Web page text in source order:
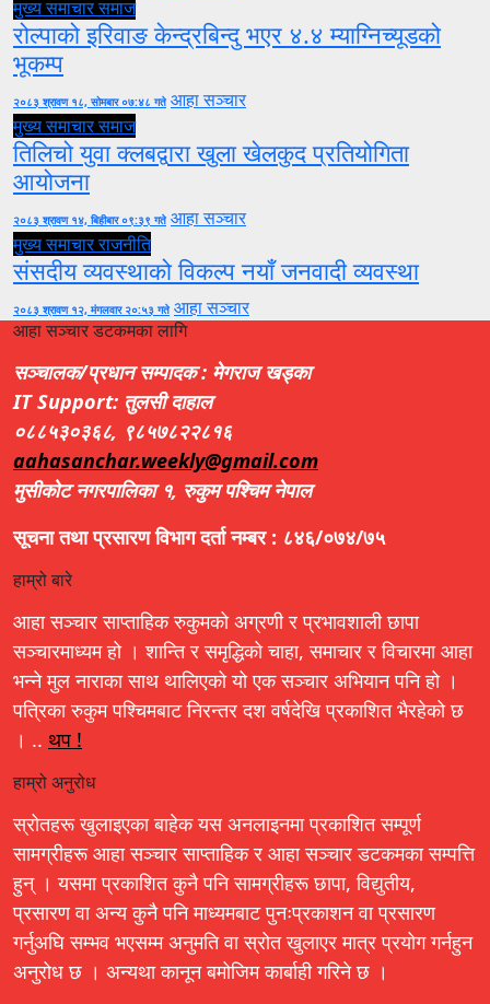
मुख्य समाचारसमाज
रोल्पाको इरिवाङ केन्द्रबिन्दु भएर ४.४ म्याग्निच्यूडको
भूकम्प
२०८३ श्रावण १८, सोमबार ०७:४८ गते आहा सञ्चार
मुख्य समाचारसमाज
तिलिचो युवा क्लबद्वारा खुला खेलकुद प्रतियोगिता
आयोजना
२०८३ श्रावण १४, बिहीबार ०९:३९ गते आहा सञ्चार
मुख्य समाचारराजनीति
संसदीय व्यवस्थाको विकल्प नयाँ जनवादी व्यवस्था
२०८३ श्रावण १२, मंगलवार २०:५३ गते आहा सञ्चार
आहा सञ्चार डटकमका लागि
सञ्चालक/प्रधान सम्पादक : मेगराज खड्का
IT Support: तुलसी दाहाल
०८८५३०३६८, ९८५७८२२८१६
aahasanchar.weekly@gmail.com
मुसीकोट नगरपालिका १, रुकुम पश्चिम नेपाल
सूचना तथा प्रसारण विभाग दर्ता नम्बर : ८४६/०७४/७५
हाम्रो बारे
आहा सञ्चार साप्ताहिक रुकुमको अग्रणी र प्रभावशाली छापा
सञ्चारमाध्यम हो । शान्ति र समृद्धिको चाहा, समाचार र विचारमा आहा
भन्ने मुल नाराका साथ थालिएको यो एक सञ्चार अभियान पनि हो ।
पत्रिका रुकुम पश्चिमबाट निरन्तर दश वर्षदेखि प्रकाशित भैरहेको छ
। .. थप !
हाम्रो अनुरोध
स्रोतहरू खुलाइएका बाहेक यस अनलाइनमा प्रकाशित सम्पूर्ण
सामग्रीहरू आहा सञ्चार साप्ताहिक र आहा सञ्चार डटकमका सम्पत्ति
हुन् । यसमा प्रकाशित कुनै पनि सामग्रीहरू छापा, विद्युतीय,
प्रसारण वा अन्य कुनै पनि माध्यमबाट पुनःप्रकाशन वा प्रसारण
गर्नुअघि सम्भव भएसम्म अनुमति वा स्रोत खुलाएर मात्र प्रयोग गर्नहुन
अनुरोध छ । अन्यथा कानून बमोजिम कार्बाही गरिने छ ।